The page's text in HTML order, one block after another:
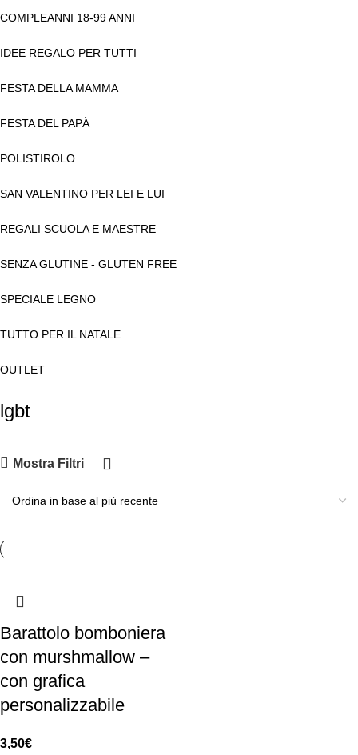
COMPLEANNI 18-99 ANNI
IDEE REGALO PER TUTTI
FESTA DELLA MAMMA
FESTA DEL PAPÀ
POLISTIROLO
SAN VALENTINO PER LEI E LUI
REGALI SCUOLA E MAESTRE
SENZA GLUTINE - GLUTEN FREE
SPECIALE LEGNO
TUTTO PER IL NATALE
OUTLET
lgbt
Mostra Filtri
Barattolo bomboniera
con murshmallow –
con grafica
personalizzabile
3,50€